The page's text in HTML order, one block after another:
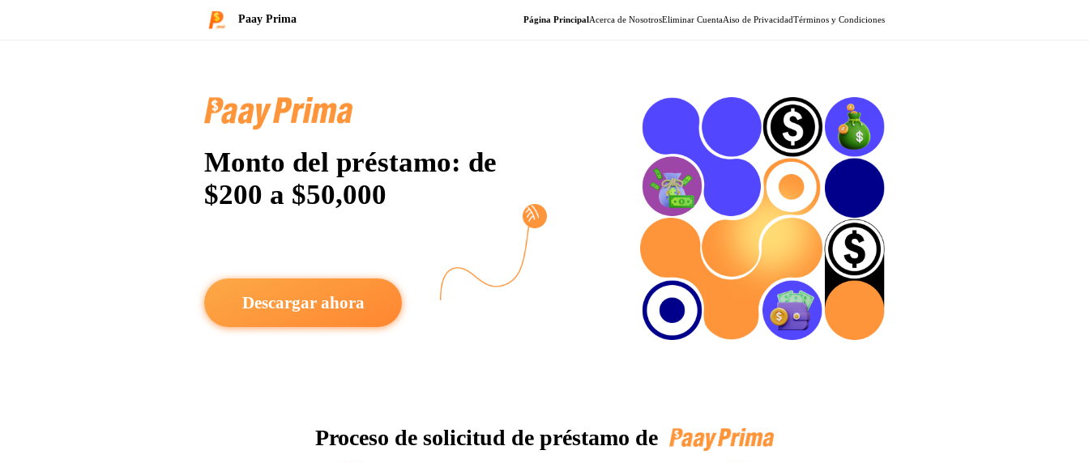
Paay Prima Página PrincipalAcerca de NosotrosEliminar CuentaAiso de PrivacidadTérminos y Condiciones
Monto del préstamo: de
$200 a $50,000
Descargar ahora
Proceso de solicitud de préstamo de